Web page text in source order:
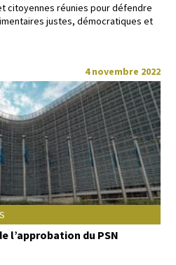
citoyennes réu­nies pour défendre
justes, démoc­ra­tiques et
4 novembre 2022
l’approbation du PSN